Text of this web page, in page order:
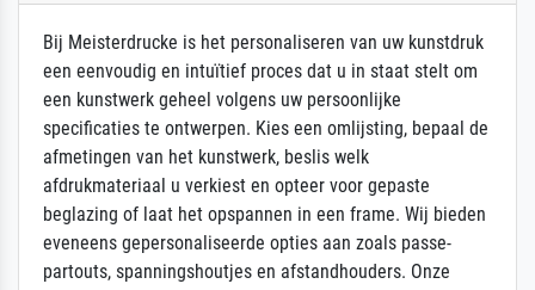
Bij Meisterdrucke is het personaliseren van uw kunstdruk
een eenvoudig en intuïtief proces dat u in staat stelt om
een kunstwerk geheel volgens uw persoonlijke
specificaties te ontwerpen. Kies een omlijsting, bepaal de
afmetingen van het kunstwerk, beslis welk
afdrukmateriaal u verkiest en opteer voor gepaste
beglazing of laat het opspannen in een frame. Wij bieden
eveneens gepersonaliseerde opties aan zoals passe-
partouts, spanningshoutjes en afstandhouders. Onze